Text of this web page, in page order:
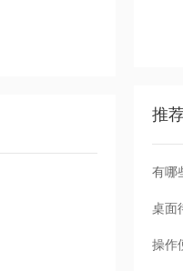
推
有哪
桌面
操作